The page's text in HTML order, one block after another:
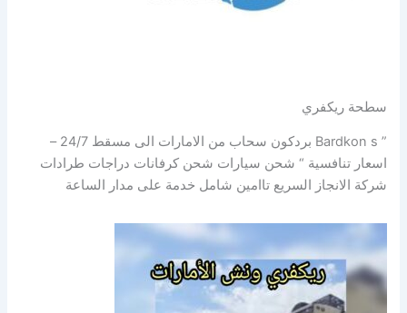
سطحة ريكفري
” Bardkon s بردكون سحاب من الامارات الى مسقط 24/7 –
اسعار تنافسية “ شحن سيارات شحن كرفانات دراجات طرادات
شركة الانجاز السريع تاامين شامل خدمة على مدار الساعة